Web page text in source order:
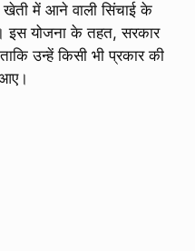
खेती में आने वाली सिंचाई के
इस योजना के तहत, सरकार
उन्हें किसी भी प्रकार की